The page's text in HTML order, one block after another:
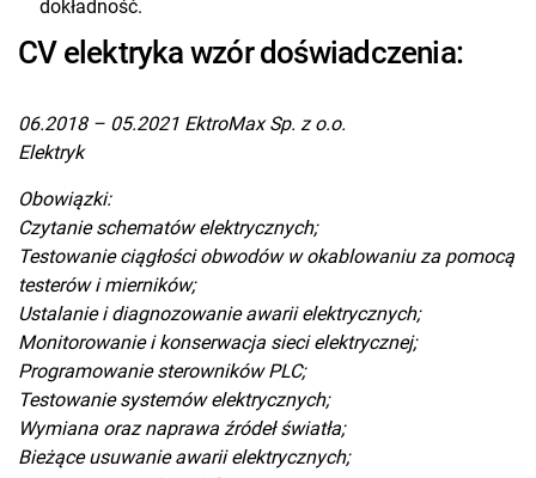
dokładność.
CV elektryka wzór doświadczenia:
06.2018 – 05.2021 EktroMax Sp. z o.o.
Elektryk
Obowiązki:
Czytanie schematów elektrycznych;
Testowanie ciągłości obwodów w okablowaniu za pomocą
testerów i mierników;
Ustalanie i diagnozowanie awarii elektrycznych;
Monitorowanie i konserwacja sieci elektrycznej;
Programowanie sterowników PLC;
Testowanie systemów elektrycznych;
Wymiana oraz naprawa źródeł światła;
Bieżące usuwanie awarii elektrycznych;